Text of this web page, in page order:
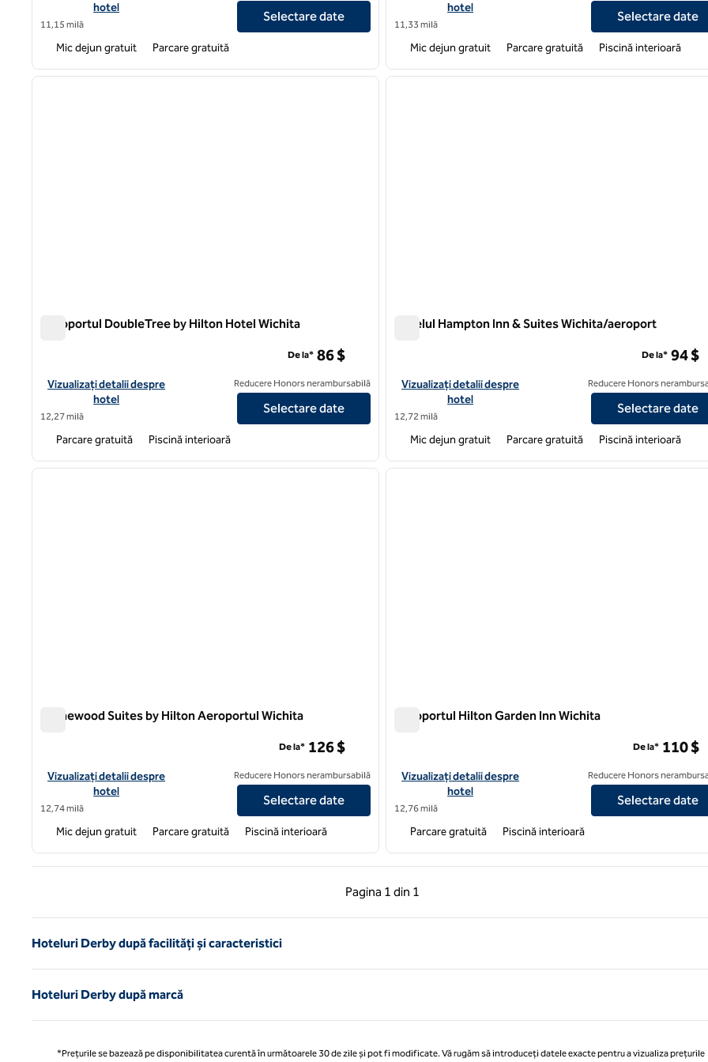
hotel
11,15 milă
Selectare date
Mic dejun gratuit Parcare gratuită
hotel
11,33 milă
Selectare date
Mic dejun gratuit Parcare gratuită Piscină interioară
1 din 12
imaginea următoare
Aeroportul DoubleTree by Hilton Hotel Wichita
Vizualizați detaliile hotelului DoubleTree by Hilton Hotel Wichita
Vizualizați detalii despre
hotel
12,27 milă
De la* 86 $
Reducere Honors nerambursabilă
Selectare date
Parcare gratuită Piscină interioară
1 din 12
Hotelul Hampton Inn & Suites Wichita/aeroport
Vizualizați detaliile hotelului pentru Hampton Inn & Suites
Vizualizați detalii despre
hotel
12,72 milă
De la* 94 $
Reducere Honors
Selectare date
Mic dejun gratuit Parcare gratuită Piscină interioară
1 din 12
imaginea următoare
Homewood Suites by Hilton Aeroportul Wichita
Vizualizați detaliile hotelului pentru Homewood Suites by Hilton Wichita Airport
Vizualizați detalii despre
hotel
12,74 milă
De la* 126 $
Reducere Honors nerambursabilă
Selectare date
Mic dejun gratuit Parcare gratuită Piscină interioară
1 din 13
Aeroportul Hilton Garden Inn Wichita
Vizualizați detaliile hotelului pentru Hilton Garden Inn Wichita
Vizualizați detalii despre
hotel
12,76 milă
De la* 110 $
Reducere Honors
Selectare date
Parcare gratuită Piscină interioară
Pagina 1 din 1
Pagina anterioară, 1 din 1
Pagina 1 din 1
Hoteluri Derby după facilități și caracteristici
Hoteluri Derby după marcă
*Prețurile se bazează pe disponibilitatea curentă în următoarele 30 de zile și pot fi modificate. Vă rugăm să introduceți datele exacte pentru a vizualiza prețurile